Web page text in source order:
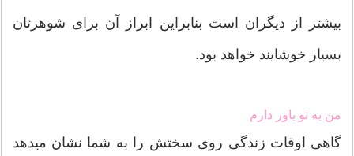
بیشتر از دیگران است بنابراین ابراز آن برای شوهرتان
بسیار خوشایند خواهد بود.
من به تو باور دارم
گاهی اوقات زندگی روی سختش را به شما نشان میدهد